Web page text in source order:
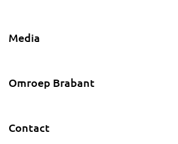
Media
Omroep Brabant
Contact